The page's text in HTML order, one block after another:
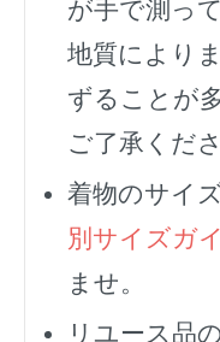
が手で測っ
地質により
ずることが
ご了承くだ
着物のサイ
別サイズガイ
ませ。
リユース品